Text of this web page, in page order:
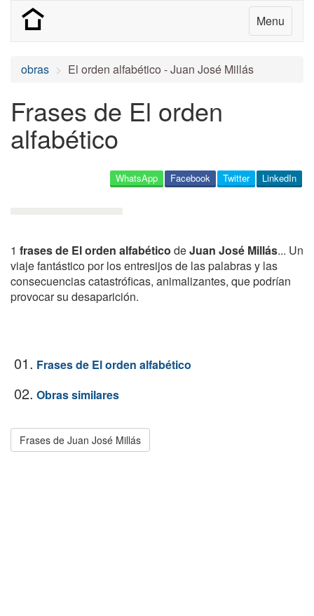
Menu
obras El orden alfabético - Juan José Millás
Frases de El orden
alfabético
LinkedIn
Twitter
Facebook
WhatsApp
1 frases de El orden alfabético deJuan José Millás... Un
viaje fantástico por los entresijos de las palabras y las
consecuencias catastróficas, animalizantes, que podrían
provocar su desaparición.
01. Frases de El orden alfabético
02. Obras similares
Frases de Juan José Millás